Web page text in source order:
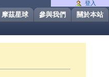
關於本站
參與我們
摩茲星球
登入